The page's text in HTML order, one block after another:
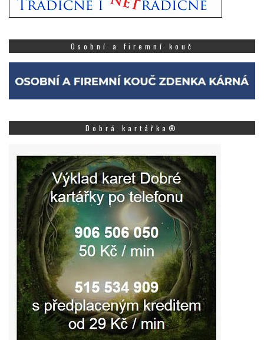
Osobní a firemní kouč
Dobrá kartářka®